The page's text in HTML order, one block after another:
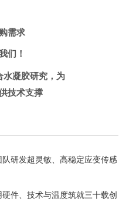
需求
们！
研发超灵敏、高稳定应变传感
件、技术与温度筑就三十载创